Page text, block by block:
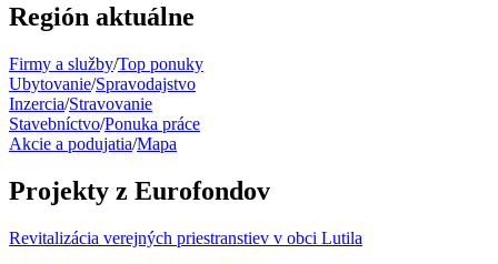
Región aktuálne
Firmy a služby/Top ponuky
Ubytovanie/Spravodajstvo
Inzercia/Stravovanie
Stavebníctvo/Ponuka práce
Akcie a podujatia/Mapa
Projekty z Eurofondov
Revitalizácia verejných priestranstiev v obci Lutila